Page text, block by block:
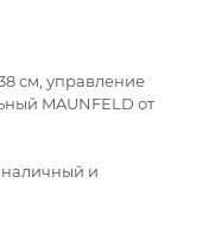
см, управление
MAUNFELD от
и